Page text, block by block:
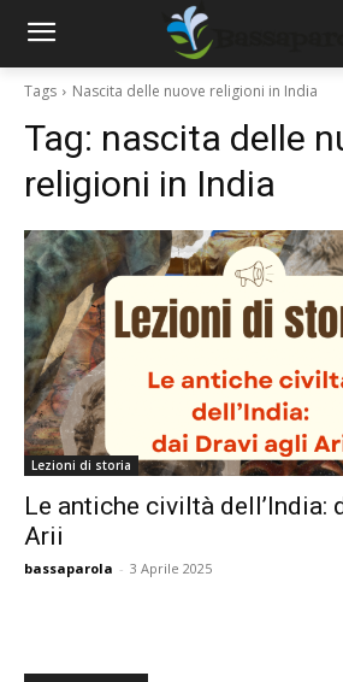
Tags Nascita delle nuove religioni in India
Tag: nascita delle
religioni in India
Lezioni di storia
Le antiche civiltà dell’India:
Arii
bassaparola - 3 Aprile 2025